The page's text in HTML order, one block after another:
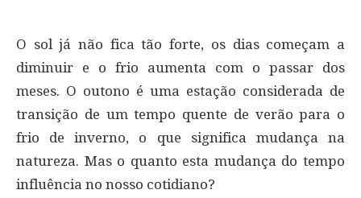
O sol já não fica tão forte, os dias começam a
diminuir e o frio aumenta com o passar dos
meses. O outono é uma estação considerada de
transição de um tempo quente de verão para o
frio de inverno, o que significa mudança na
natureza. Mas o quanto esta mudança do tempo
influência no nosso cotidiano?